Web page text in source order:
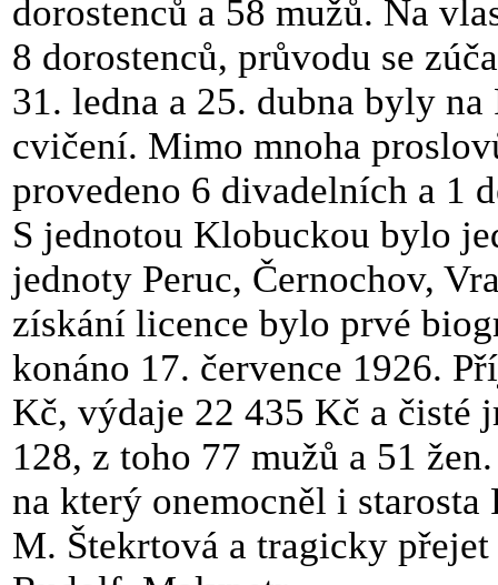
dorostenců a 58 mužů. Na
8 dorostenců, průvodu se
31. ledna a 25. dubna byly
cvičení. Mimo mnoha
provedeno 6 divadelních a 1
S jednotou Klobuckou bylo
jednoty Peruc, Černochov,
získání licence bylo prvé
konáno 17. července 1926.
Kč, výdaje 22 435 Kč a čisté
128, z toho 77 mužů a 51
na který onemocněl i starosta
M. Štekrtová a tragicky